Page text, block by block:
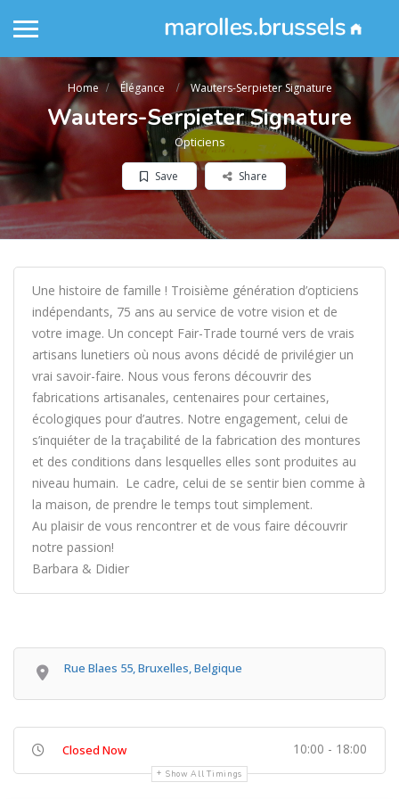
Home Élégance Wauters-Serpieter Signature
Wauters-Serpieter Signature
Opticiens
Save Share
Une histoire de famille ! Troisième génération d’opticiens
indépendants, 75 ans au service de votre vision et de
votre image. Un concept Fair-Trade tourné vers de vrais
artisans lunetiers où nous avons décidé de privilégier un
vrai savoir-faire. Nous vous ferons découvrir des
fabrications artisanales, centenaires pour certaines,
écologiques pour d’autres. Notre engagement, celui de
s’inquiéter de la traçabilité de la fabrication des montures
et des conditions dans lesquelles elles sont produites au
niveau humain. Le cadre, celui de se sentir bien comme à
la maison, de prendre le temps tout simplement.
Au plaisir de vous rencontrer et de vous faire découvrir
notre passion!
Barbara & Didier
Rue Blaes 55, Bruxelles, Belgique
Closed Now 10:00 - 18:00
Show All Timings